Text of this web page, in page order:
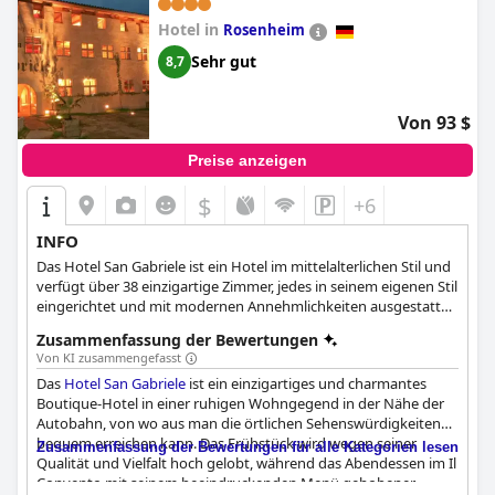
Hotel in Rosenheim
8,7 Sehr gut
Von 93 $
Preise anzeigen
$ +6
INFO
Das Hotel San Gabriele ist ein Hotel im mittelalterlichen Stil und
verfügt über 38 einzigartige Zimmer, jedes in seinem eigenen Stil
eingerichtet und mit modernen Annehmlichkeiten ausgestattet.
nicht im Frühstücksbereich. Das Hotel verfügt nicht über eigene
Wellnesseinrichtungen, aber die Gäste können die nahe
gelegenen Thermalbäder und Therapiezentren nutzen. Das
Restaurant Il Convento des Hotels San Gabriele bietet exklusive
Speisen und einen gut sortierten Weinkeller. Das Hotel bietet
auch Konferenzräume für Geschäftstreffen oder Seminare.
Zusammenfassung der Bewertungen
Von KI zusammengefasst
Das Hotel San Gabriele ist ein einzigartiges und charmantes
Boutique-Hotel in einer ruhigen Wohngegend in der Nähe der
Autobahn, von wo aus man die örtlichen Sehenswürdigkeiten
bequem erreichen kann. Das Frühstück wird wegen seiner
Qualität und Vielfalt hoch gelobt, während das Abendessen im Il
Convento mit seinem beeindruckenden Menü gehobener
Zusammenfassung der Bewertungen für alle Kategorien lesen